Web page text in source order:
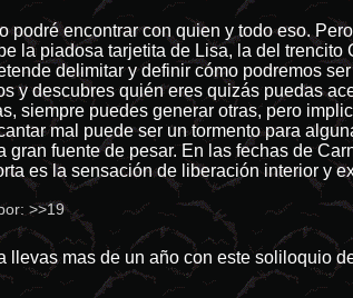
podré encontrar con quien y todo eso.
la piadosa tarjetita de Lisa, la del trencito
delimitar y definir cómo podremos
y descubres quién eres quizás puedas
siempre puedes generar otras, pero
mal puede ser un tormento para
fuente de pesar. En las fechas de
es la sensación de liberación interior y
>>19
mas de un año con este soliloquio